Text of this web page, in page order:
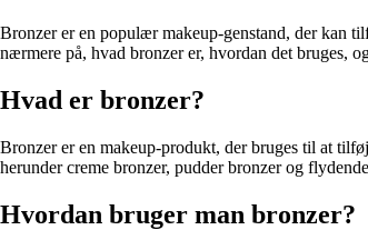
Bronzer er en populær makeup-genstand, der kan
nærmere på, hvad bronzer er, hvordan det bruges,
Hvad er bronzer?
Bronzer er en makeup-produkt, der bruges til at
herunder creme bronzer, pudder bronzer og
Hvordan bruger man bronzer?